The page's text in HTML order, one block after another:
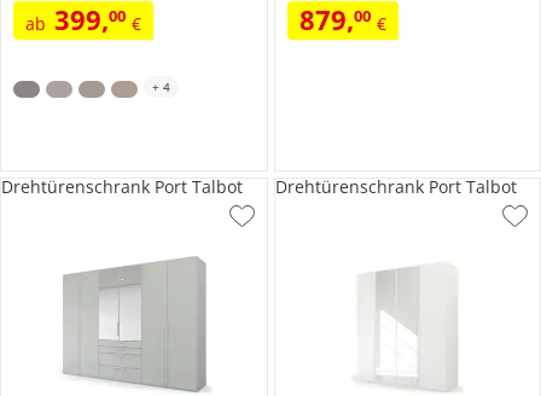
ab 399,00 €
+ 4
879,00 €
Drehtürenschrank Port Talbot Drehtürenschrank Port Talbot